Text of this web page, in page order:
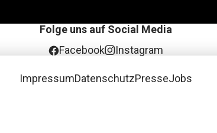
Folge uns auf Social Media
Facebook
Instagram
ImpressumDatenschutzPresseJobs